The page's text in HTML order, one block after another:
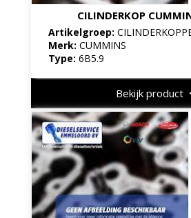
CILINDERKOP
Artikelgroep:
Merk: CUMMINS
Type: 6B5.9
Bekijk product